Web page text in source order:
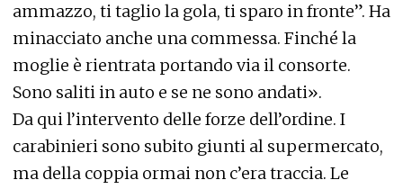
ammazzo, ti taglio la gola, ti sparo in fronte”. Ha
minacciato anche una commessa. Finché la
moglie è rientrata portando via il consorte.
Sono saliti in auto e se ne sono andati».
Da qui l’intervento delle forze dell’ordine. I
carabinieri sono subito giunti al supermercato,
ma della coppia ormai non c’era traccia. Le